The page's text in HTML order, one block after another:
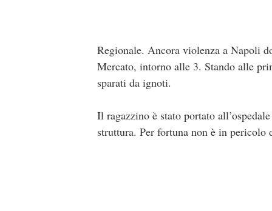
Regionale. Ancora violenza a Napoli
Mercato, intorno alle 3. Stando alle
sparati da ignoti.
Il ragazzino è stato portato
struttura. Per fortuna non è in